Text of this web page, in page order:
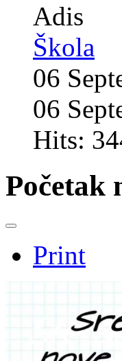
Adis
Škola
06
06
Hits:
Početak
Print